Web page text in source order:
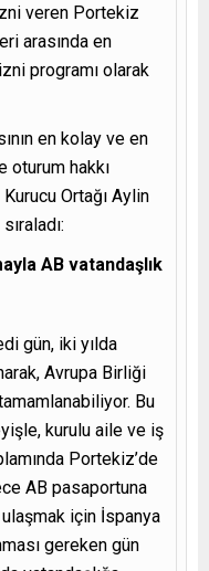
veren Portekiz
arasında en
programı olarak
en kolay ve en
oturum hakkı
Ortağı Aylin
AB vatandaşlık
gün, iki yılda
Avrupa Birliği
Bu
kurulu aile ve iş
Portekiz’de
AB pasaportuna
ulaşmak için İspanya
gereken gün